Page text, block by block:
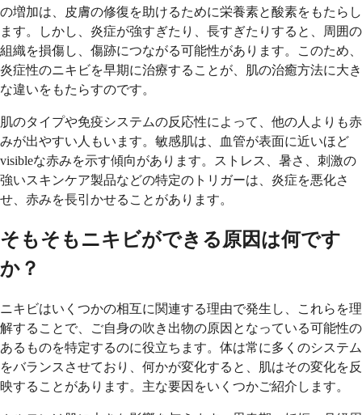
の増加は、皮膚の修復を助けるために栄養素と酸素をもたらし
ます。しかし、炎症が強すぎたり、長すぎたりすると、周囲の
組織を損傷し、傷跡につながる可能性があります。このため、
炎症性のニキビを早期に治療することが、肌の治癒方法に大き
な違いをもたらすのです。
肌のタイプや免疫システムの反応性によって、他の人よりも赤
みが出やすい人もいます。敏感肌は、血管が表面に近いほど
visibleな赤みを示す傾向があります。ストレス、暑さ、刺激の
強いスキンケア製品などの特定のトリガーは、炎症を悪化さ
せ、赤みを長引かせることがあります。
そもそもニキビができる原因は何です
か？
ニキビはいくつかの相互に関連する理由で発生し、これらを理
解することで、ご自身の吹き出物の原因となっている可能性の
あるものを特定するのに役立ちます。体は常に多くのシステム
をバランスさせており、何かが変化すると、肌はその変化を反
映することがあります。主な要因をいくつかご紹介します。